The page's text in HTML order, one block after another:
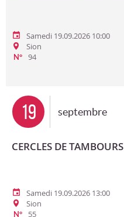
Samedi 19.09.2026 10:00
Sion
N°
94
19 septembre
CERCLES DE TAMBOURS
Samedi 19.09.2026 13:00
Sion
N° 55